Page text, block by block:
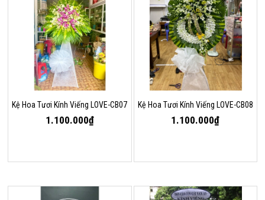
Kệ Hoa Tươi Kính Viếng LOVE-CB07
1.100.000₫
Kệ Hoa Tươi Kính Viếng LOVE-CB08
1.100.000₫